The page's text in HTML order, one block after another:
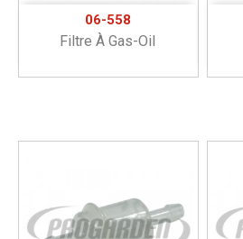
06-558
Filtre À Gas-Oil